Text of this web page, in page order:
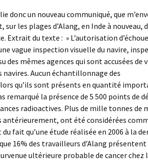
donc un nouveau communiqué, que
les plages d’Alang, en Inde à nouveau,
Extrait du texte : » L’autorisation
vague inspection visuelle du navire,
des mêmes agences qui sont accusées de
Aucun échantillonnage des
qu’ils sont présents en quantité
remarqué la présence de 5 500 points de
radioactives. Plus de mille tonnes de
antérieurement, ont été considérées
fait qu’une étude réalisée en 2006 à la
16% des travailleurs d’Alang présentent
ultérieure probable de cancer chez